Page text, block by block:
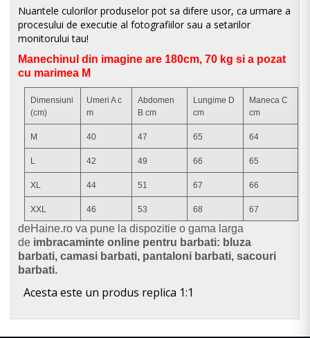
Nuantele culorilor produselor pot sa difere usor, ca urmare a
procesului de executie al fotografiilor sau a setarilor
monitorului tau!
Manechinul din imagine are 180cm, 70 kg si a pozat
cu marimea M
Dimensiuni
(cm)
Umeri A c
m
Abdomen
B cm
Lungime D
cm
Maneca C
cm
M 40 47 65 64
L 42 49 66 65
XL 44 51 67 66
XXL 46 53 68 67
deHaine.ro va pune la dispozitie o gama larga
de imbracaminte online pentru barbati: bluza
barbati, camasi barbati, pantaloni barbati, sacouri
barbati.
Acesta este un produs replica 1:1